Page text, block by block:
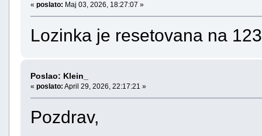
« poslato: Maj 03, 2026, 18:27:07 »
Lozinka je resetovana na
Poslao: Klein_
« poslato: April 29, 2026, 22:17:21 »
Pozdrav,